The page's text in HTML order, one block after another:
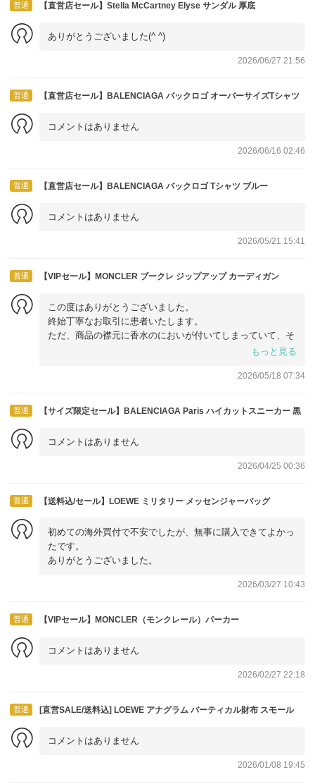
普通 【直営店セール】Stella McCartney Elyse サンダル 厚底
ありがとうございました(^ ^)
2026/06/27 21:56
普通 【直営店セール】BALENCIAGA バックロゴ オーバーサイズTシャツ
コメントはありません
2026/06/16 02:46
普通 【直営店セール】BALENCIAGA バックロゴ Tシャツ ブルー
コメントはありません
2026/05/21 15:41
普通 【VIPセール】MONCLER ブークレ ジップアップ カーディガン
この度はありがとうございました。
終始丁寧なお取引に患者いたします。
ただ、商品の襟元に香水のにおいが付いてしまっていて、そ
おいが残ってしまうのだとおもいますが、購入の際にチェッ
が大丈夫かどうかこちらに確認していただくくらいのお気遣
とか大丈夫そうです。
もっと見る
2026/05/18 07:34
普通 【サイズ限定セール】BALENCIAGA Paris ハイカットスニーカー 黒
コメントはありません
2026/04/25 00:36
普通 【送料込/セール】LOEWE ミリタリー メッセンジャーバッグ
初めての海外買付で不安でしたが、無事に購入できてよかっ
たです。
ありがとうございました。
2026/03/27 10:43
普通 【VIPセール】MONCLER（モンクレール）パーカー
コメントはありません
2026/02/27 22:18
普通 [直営SALE/送料込] LOEWE アナグラム バーティカル財布 スモール
コメントはありません
2026/01/08 19:45